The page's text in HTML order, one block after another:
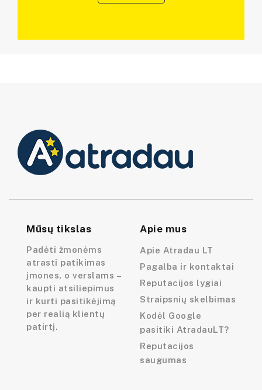
Mūsų tikslas
Padėti žmonėms
atrasti patikimas
įmones, o verslams –
kaupti atsiliepimus
ir kurti pasitikėjimą
per realią klientų
patirtį.
Apie mus
Apie Atradau LT
Pagalba ir kontaktai
Reputacijos lygiai
Straipsnių skelbimas
Kodėl Google
pasitiki AtradauLT?
Reputacijos
saugumas